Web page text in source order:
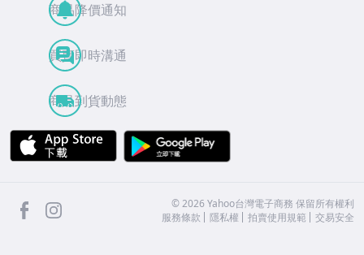
商品降價通知
買賣即時溝通
商品到貨動態
APP Store
facebook ©2026 Yahoo台灣電子商務 保留所有權利
服務條款
隱私權 拍賣使用規範 交易安全